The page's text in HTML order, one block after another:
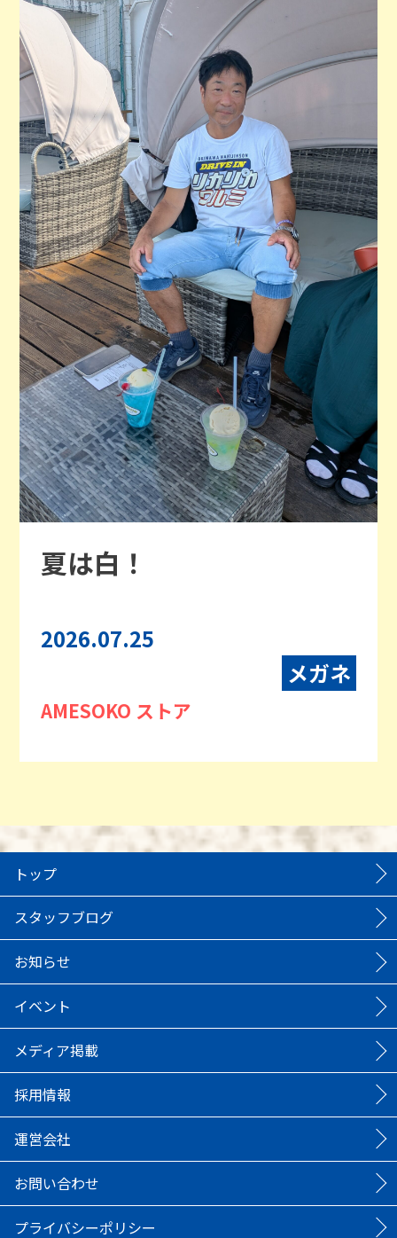
夏は白！
2026.07.25
メガネ
AMESOKO ストア
トップ
スタッフブログ
お知らせ
イベント
メディア掲載
採用情報
運営会社
お問い合わせ
プライバシーポリシー